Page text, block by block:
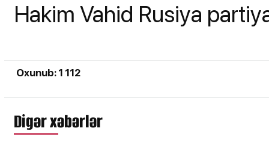
Hakim Vahid Rusiya
Oxunub: 1 112
Digər xəbərlər